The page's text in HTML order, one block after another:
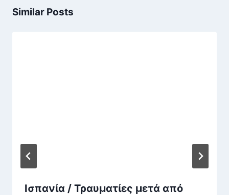
Similar Posts
Ισπανία / Τραυματίες μετά από